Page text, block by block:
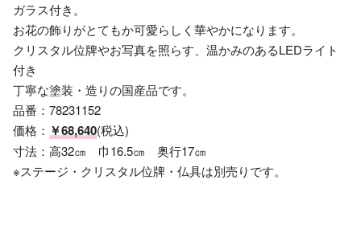
ガラス付き。
お花の飾りがとてもか可愛らしく華やかになります。
クリスタル位牌やお写真を照らす、温かみのあるLEDライト
付き
丁寧な塗装・造りの国産品です。
品番：78231152
価格： ￥68,640(税込)
寸法：高32㎝ 巾16.5㎝ 奥行17㎝
※ステージ・クリスタル位牌・仏具は別売りです。